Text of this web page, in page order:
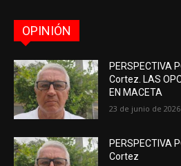
OPINIÓN
PERSPECTIVA
Cortez. LAS
EN MACETA
23 de junio de 2026
PERSPECTIVA
Cortez